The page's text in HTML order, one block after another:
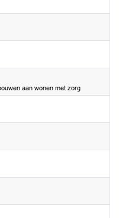
aan wonen met zorg